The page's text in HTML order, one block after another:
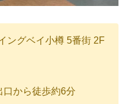
ングベイ小樽 5番街 2F
口から徒歩約6分